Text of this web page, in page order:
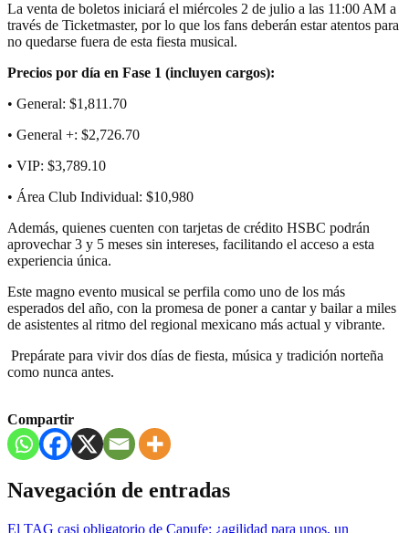
La venta de boletos iniciará el miércoles 2 de julio a las 11:00 AM a
través de Ticketmaster, por lo que los fans deberán estar atentos para
no quedarse fuera de esta fiesta musical.
Precios por día en Fase 1 (incluyen cargos):
• General: $1,811.70
• General +: $2,726.70
• VIP: $3,789.10
• Área Club Individual: $10,980
Además, quienes cuenten con tarjetas de crédito HSBC podrán
aprovechar 3 y 5 meses sin intereses, facilitando el acceso a esta
experiencia única.
Este magno evento musical se perfila como uno de los más
esperados del año, con la promesa de poner a cantar y bailar a miles
de asistentes al ritmo del regional mexicano más actual y vibrante.
️ Prepárate para vivir dos días de fiesta, música y tradición norteña
como nunca antes.
Compartir
Navegación de entradas
El TAG casi obligatorio de Capufe: ¿agilidad para unos, un